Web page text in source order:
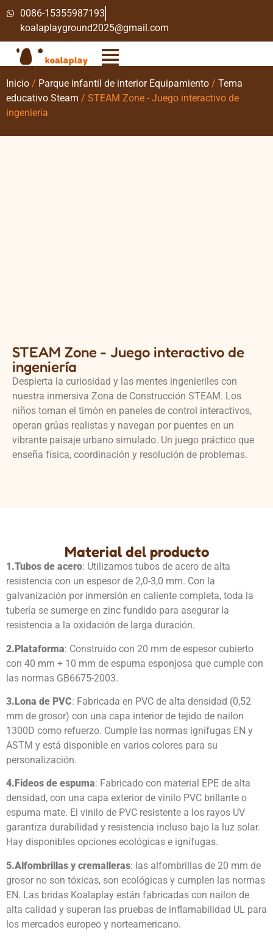
0086-15355987193
koalaplayground2025@gmail.com
Inicio / Parque infantil de interior Equipamiento / Tema
educativo Steam / STEAM Zone - Juego interactivo de
ingeniería
STEAM Zone - Juego interactivo de
ingeniería
Despierta la curiosidad y las mentes ingenieriles con
nuestra inmersiva Zona de Construcción STEAM. Los
niños toman el timón en paneles de control interactivos,
operan grúas realistas y navegan por puentes en un
vibrante paisaje urbano simulado. Un juego práctico que
enseña física, coordinación y resolución de problemas.
Material del producto
1.Tubos de acero: Utilizamos tubos de acero de alta
resistencia con un espesor de 2,0-3,0 mm. Con la
galvanización por inmersión en caliente completa, toda la
tubería se sumerge en zinc fundido para asegurar la
resistencia a la oxidación de larga duración.
2.Plataforma: Construido con 20 mm de espesor cubierto
con 40 mm + 10 mm de espuma esponjosa que cumple con
las normas GB6675-2003.
3.Lona de PVC: Fabricada en PVC de alta densidad (0,52
mm de grosor) con una capa interior de tejido de nailon
1300D como refuerzo. Cumple las normas ignífugas EN y
ASTM y está disponible en varios colores para su
personalización.
4. Fideos de espuma: Fabricado con material EPE de alta
densidad, con una capa exterior de vinilo PVC brillante o
espuma mate. El vinilo de PVC resistente a los rayos UV
garantiza durabilidad y resistencia incluso bajo la luz solar.
Hay disponibles opciones ecológicas e ignífugas.
5.Alfombrillas y cremalleras: las alfombrillas de 20 mm de
grosor no son tóxicas, son ecológicas y cumplen las normas
EN. Las bridas Koalaplay están fabricadas con nailon de
alta calidad y superan las pruebas de inflamabilidad UL para
los mercados europeo y norteamericano.